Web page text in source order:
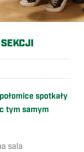
spotkały
tym samym
sala